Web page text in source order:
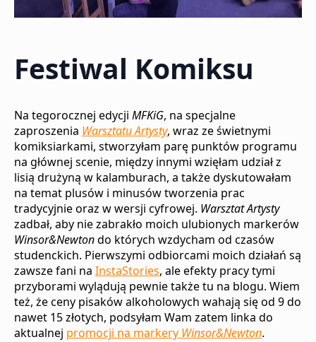
Festiwal Komiksu
Na tegorocznej edycji MFKiG, na specjalne
zaproszenia Warsztatu Artysty, wraz ze świetnymi
komiksiarkami, stworzyłam parę punktów programu
na głównej scenie, między innymi wzięłam udział z
lisią drużyną w kalamburach, a także dyskutowałam
na temat plusów i minusów tworzenia prac
tradycyjnie oraz w wersji cyfrowej. Warsztat Artysty
zadbał, aby nie zabrakło moich ulubionych markerów
Winsor&Newtondo których wzdycham od czasów
studenckich. Pierwszymi odbiorcami moich działań są
zawsze fani na InstaStories, ale efekty pracy tymi
przyborami wylądują pewnie także tu na blogu. Wiem
też, że ceny pisaków alkoholowych wahają się od 9 do
nawet 15 złotych, podsyłam Wam zatem linka do
aktualnej promocji na markery Winsor&Newton.